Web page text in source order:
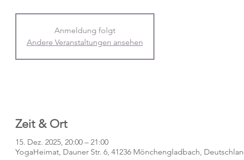
Anmeldung folgt
Andere Veranstaltungen ansehen
Zeit & Ort
15. Dez. 2025, 20:00 – 21:00
YogaHeimat, Dauner Str. 6, 41236 Mönchengladbach,